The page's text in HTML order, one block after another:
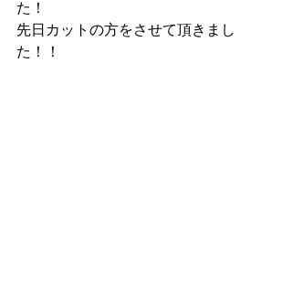
た！
先日カットの方をさせて頂きまし
た！！